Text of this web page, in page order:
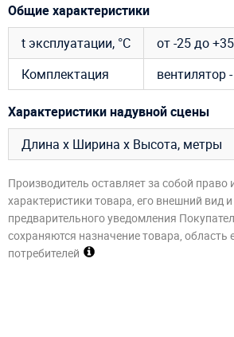
Общие характеристики
t эксплуатации, °C
от -25 до +35
Комплектация
вентилятор
Характеристики надувной сцены
Длина х Ширина х Высота, метры
Производитель оставляет за собой право
характеристики товара, его внешний вид
предварительного уведомления
сохраняются назначение товара, область
потребителей